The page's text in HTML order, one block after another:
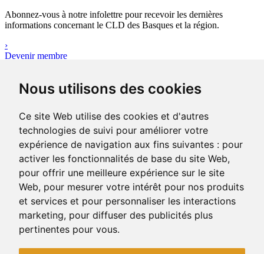
Nous utilisons des cookies
Ce site Web utilise des cookies et d'autres
technologies de suivi pour améliorer votre
expérience de navigation aux fins suivantes : pour
activer les fonctionnalités de base du site Web,
pour offrir une meilleure expérience sur le site
Web, pour mesurer votre intérêt pour nos produits
et services et pour personnaliser les interactions
marketing, pour diffuser des publicités plus
pertinentes pour vous.
Abonnez-vous à notre infolettre pour recevoir les dernières
informations concernant le CLD des Basques et la région.
›
Devenir membre
Avez-vous votre plan d’affaires ?
Le plan d’affaires réunit l’ensemble des données quantitatives,
portez.
Consulter les outils
400-1, rue Jean-Rioux
Trois-Pistoles (Québec) G0L 4K0
Téléphone: 418 851-1481
Télécopieur: 418 851-1237